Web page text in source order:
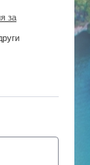
за